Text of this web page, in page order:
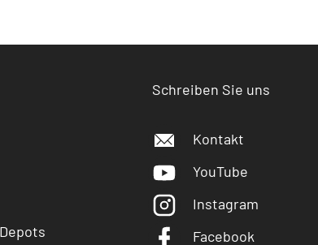
Schreiben Sie uns
Kontakt
YouTube
Instagram
Facebook